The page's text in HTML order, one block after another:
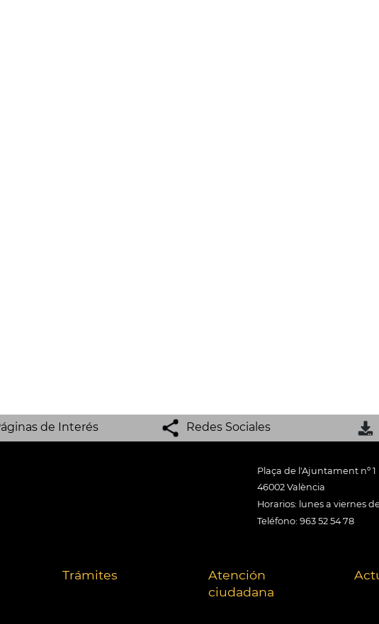
de Interés Redes Sociales
Plaça de l'Ajuntament nº 1
46002 València
Horarios: lunes a viernes
Teléfono: 963 52 54 78
Trámites
Atención
ciudadana